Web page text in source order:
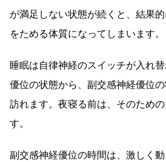
が満足しない状態が続くと、結果
をためる体質になってしまいます。
睡眠は自律神経のスイッチが入れ
優位の状態から、副交感神経優位
訪れます。夜寝る前は、そのため
す。
副交感神経優位の時間は、激しく